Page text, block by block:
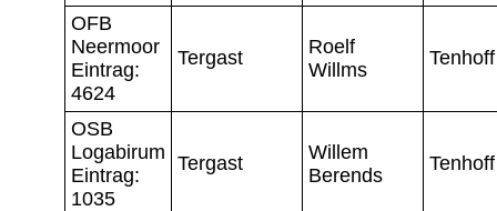
OFB
Neermoor
Eintrag:
4624
Tergast
Roelf
Willms
Tenhoff
OSB
Logabirum
Eintrag:
1035
Tergast
Willem
Berends
Tenhoff